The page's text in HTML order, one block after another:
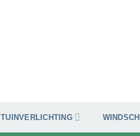
TUINVERLICHTING